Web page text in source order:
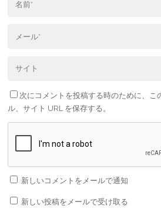
次にコメントを投稿する時のために、こ
ル、サイト URL を保存する。
新しいコメントをメールで通知
新しい投稿をメールで受け取る